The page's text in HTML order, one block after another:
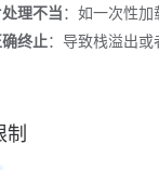
理不当：如一次性加
终止：导致栈溢出或
制